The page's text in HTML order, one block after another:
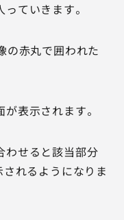
ていきます。
の赤丸で囲われた
表示されます。
わせると該当部分
れるようになりま